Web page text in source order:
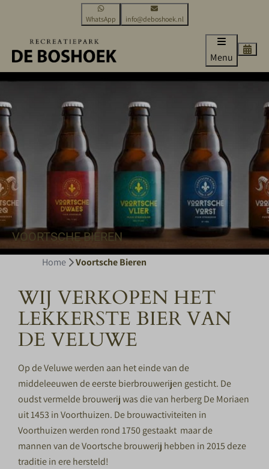
WhatsApp info@deboshoek.nl
Menu
VOORTSCHE BIEREN
Home Voortsche Bieren
WIJ VERKOPEN HET
LEKKERSTE BIER VAN
DE VELUWE
Op de Veluwe werden aan het einde van de
middeleeuwen de eerste bierbrouwerijen gesticht. De
oudst vermelde brouwerij was die van herberg De Moriaen
uit 1453 in Voorthuizen. De brouwactiviteiten in
Voorthuizen werden rond 1750 gestaakt maar de
mannen van de Voortsche brouwerij hebben in 2015 deze
traditie in ere hersteld!